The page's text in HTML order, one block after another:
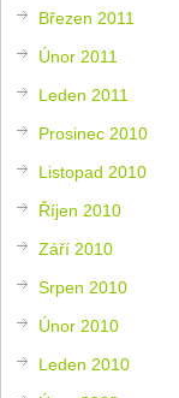
Březen 2011
Únor 2011
Leden 2011
Prosinec 2010
Listopad 2010
Říjen 2010
Září 2010
Srpen 2010
Únor 2010
Leden 2010